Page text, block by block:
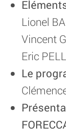
Lionel
Vincent
Eric
Le